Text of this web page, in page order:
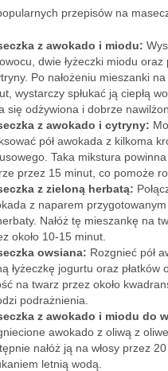
przepisów na
z awokado i miodu:
owocu, dwie łyżeczki miodu oraz
Po nałożeniu mieszanki
wystarczy spłukać ją ciepłą
się odżywiona i dobrze
z awokado i cytryny:
pół awokada z kilkoma
Taka mikstura
przez 15 minut, co pomoże
z zieloną herbatą:
z naparem przygotowanym
Nałóż tę mieszankę na
około 10-15 minut.
owsiana: Rozgnieć pół
łyżeczkę jogurtu oraz płatków
na twarz przez około
podrażnienia.
z awokado i miodu do
awokado z oliwą z
nałóż ją na włosy przez
letnią wodą.